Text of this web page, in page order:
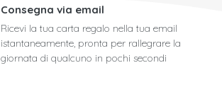
Consegna via email
Ricevi la tua carta regalo nella tua email
istantaneamente, pronta per rallegrare la
giornata di qualcuno in pochi secondi